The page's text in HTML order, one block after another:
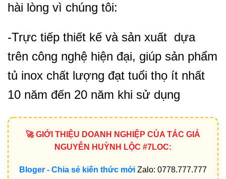
hài lòng vì chúng tôi:
-Trực tiếp thiết kế và sản xuất dựa
trên công nghệ hiện đại, giúp sản phẩm
tủ inox chất lượng đạt tuổi thọ ít nhất
10 năm đến 20 năm khi sử dụng
🚀 GIỚI THIỆU DOANH NGHIỆP CỦA TÁC GIẢ
NGUYỄN HUỲNH LỘC #7LOC:
Bloger - Chia sẻ kiến thức mới Zalo: 0778.777.777